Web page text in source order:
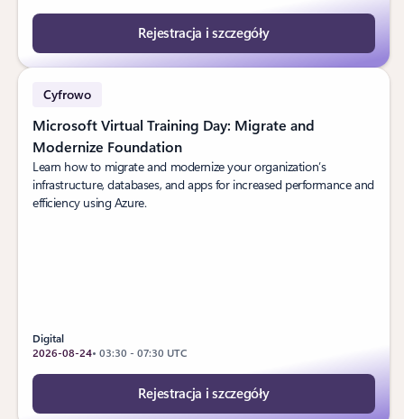
Rejestracja i szczegóły
Cyfrowo
Microsoft Virtual Training Day: Migrate and
Modernize Foundation
Learn how to migrate and modernize your organization’s
infrastructure, databases, and apps for increased performance and
efficiency using Azure.
Digital
2026-08-24• 03:30 - 07:30 UTC
Rejestracja i szczegóły